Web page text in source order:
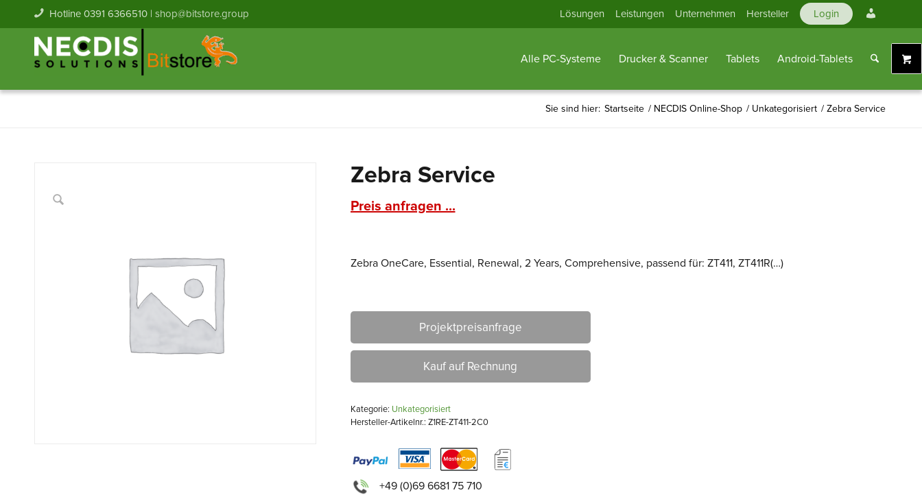
Lösungen Leistungen Unternehmen Hersteller Login
Konto
Hotline 0391 6366510 | shop@bitstore.group
Alle PC-Systeme Drucker & Scanner Tablets Android-Tablets
Sie sind hier: Startseite / NECDIS Online-Shop / Unkategorisiert / Zebra Service
Zebra Service
Preis anfragen ...
Zebra OneCare, Essential, Renewal, 2 Years, Comprehensive, passend für: ZT411, ZT411R(…)
Projektpreisanfrage
Kauf auf Rechnung
Kategorie: Unkategorisiert
Hersteller-Artikelnr.: Z1RE-ZT411-2C0
+49 (0)69 6681 75 710